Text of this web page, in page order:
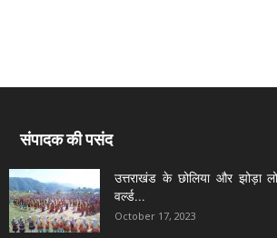
संपादक की पसंद
उत्तराखंड के छोलिया और झोड़ा
वर्ल्ड...
October 17, 2023